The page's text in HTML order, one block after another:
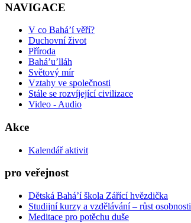
NAVIGACE
V co Bahá’í věří?
Duchovní život
Příroda
Bahá’u’lláh
Světový mír
Vztahy ve společnosti
Stále se rozvíjející civilizace
Video - Audio
Akce
Kalendář aktivit
pro veřejnost
Dětská Bahá’í škola Zářící hvězdička
Studijní kurzy a vzdělávání – růst osobnosti
Meditace pro potěchu duše